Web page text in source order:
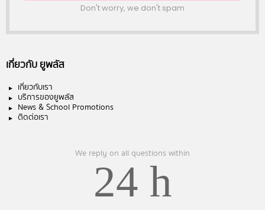
Don't worry, we don't spam
เกี่ยวกับ ยูพลัส
เกี่ยวกับเรา
บริการของยูพลัส
News & School Promotions
ติดต่อเรา
We reply on all questions within
24 h